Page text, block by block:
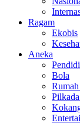
Ragam
Ekobis
Aneka
Bola